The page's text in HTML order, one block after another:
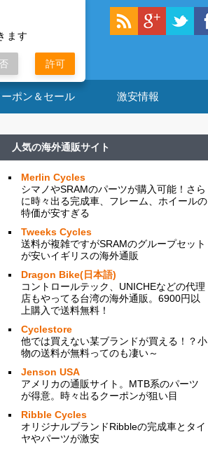
ーポン＆セール 激安情報
人気の海外通販サイト
Merlin Cycles
シマノやSRAMのパーツが購入可能！さら
に時々出る完成車、フレーム、ホイールの
特価が安すぎる
Tweeks Cycles
送料が複雑ですがSRAMのグループセット
が安いイギリスの海外通販
Dragon Bike(日本語)
コントロールテック、UNICHEなどの代理
店もやってる台湾の海外通販。6900円以
上購入で送料無料！
Cyclestore
他では買えない某ブランドが買える！？小
物の送料が無料ってのも凄い～
Jenson USA
アメリカの通販サイト。MTB系のパーツ
が得意。時々出るクーポンが狙い目
Ribble Cycles
オリジナルブランドRibbleの完成車とタイ
ヤやパーツが激安
ます
許可